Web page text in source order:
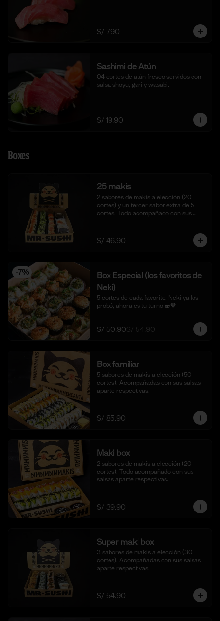
S/ 7.90
Sashimi de Atún
04 cortes de atún fresco servidos con
salsa shoyu, gari y wasabi.
S/ 19.90
Boxes
25 makis
2 sabores de makis a elección (20
cortes) y un tercer sabor extra de 5
cortes. Todo acompañado con sus
S/ 46.90
-7%
Box Especial (los favoritos de
Neki)
5 cortes de cada favorito. Neki ya los
probó, ahora es tu turno 🍣🧡
S/ 50.90S/ 54.90
Box familiar
5 sabores de makis a elección (50
cortes). Acompañadas con sus salsas
aparte respectivas.
S/ 85.90
Maki box
2 sabores de makis a elección (20
cortes). Todo acompañado con sus
salsas aparte respectivas.
S/ 39.90
Super maki box
3 sabores de makis a elección (30
cortes). Acompañadas con sus salsas
aparte respectivas.
S/ 54.90